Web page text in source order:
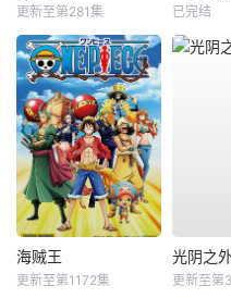
更新至第281集 已完结
海贼王
更新至第1172集
光阴之
更新至第